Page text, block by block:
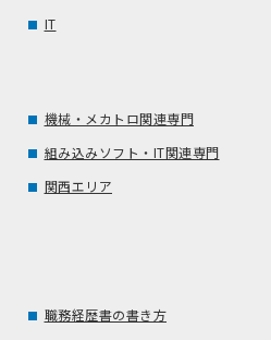
IT
機械・メカトロ関連専門
組み込みソフト・IT関連専門
関西エリア
職務経歴書の書き方